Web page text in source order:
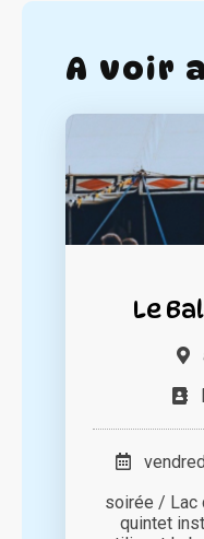
A voir
Le
soirée / Lac
quintet